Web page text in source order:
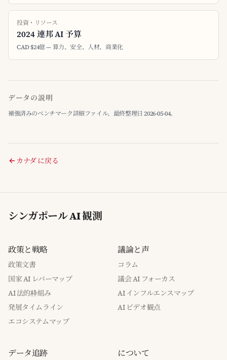
投資・リソース
2024 連邦 AI 予算
CAD $24億 — 算力、安全、人材、商業化
データの説明
補強済みのベンチマーク詳細ファイル、最終整理日 2026-05-04。
カナダ に戻る
シンガポール AI 観測
政策と戦略
政策文書
国家 AI レバーマップ
AI 法的枠組み
発展タイムライン
エコシステムマップ
議論と声
コラム
議会 AI フォーカス
AI インフルエンスマップ
AI ビデオ観点
データ追跡 について